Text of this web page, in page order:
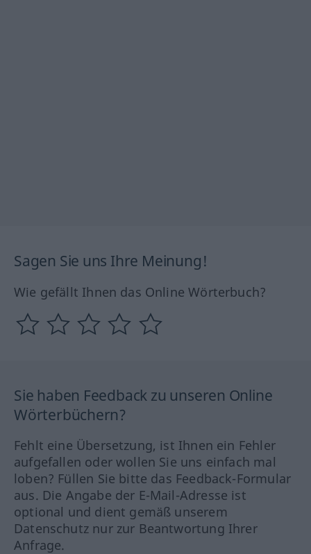
Sagen Sie uns Ihre Meinung!
Wie gefällt Ihnen das Online Wörterbuch?
Sie haben Feedback zu unseren Online
Wörterbüchern?
Fehlt eine Übersetzung, ist Ihnen ein Fehler
aufgefallen oder wollen Sie uns einfach mal
loben? Füllen Sie bitte das Feedback-Formular
aus. Die Angabe der E-Mail-Adresse ist
optional und dient gemäß unserem
Datenschutz nur zur Beantwortung Ihrer
Anfrage.